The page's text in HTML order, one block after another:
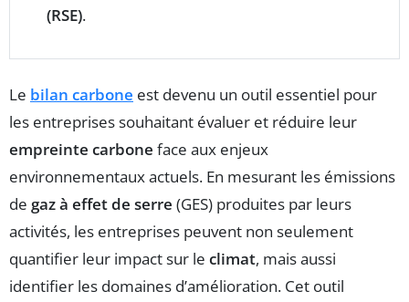
(RSE).
Le bilan carbone est devenu un outil essentiel pour
les entreprises souhaitant évaluer et réduire leur
empreinte carbone face aux enjeux
environnementaux actuels. En mesurant les émissions
de gaz à effet de serre (GES) produites par leurs
activités, les entreprises peuvent non seulement
quantifier leur impact sur le climat, mais aussi
identifier les domaines d’amélioration. Cet outil